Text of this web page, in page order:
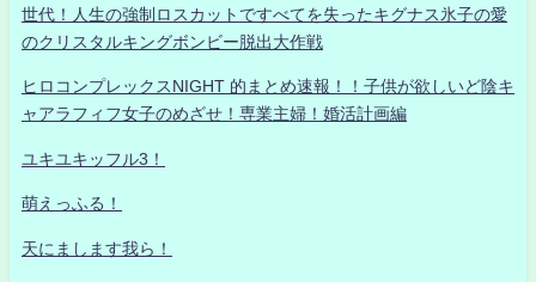
世代！人生の強制ロスカットですべてを失ったキグナス氷子の愛
のクリスタルキングボンビー脱出大作戦
ヒロコンプレックスNIGHT 的まとめ速報！！子供が欲しいど陰キ
ャアラフィフ女子のめざせ！専業主婦！婚活計画編
ユキユキッフル3！
萌えっふる！
天にまします我ら！